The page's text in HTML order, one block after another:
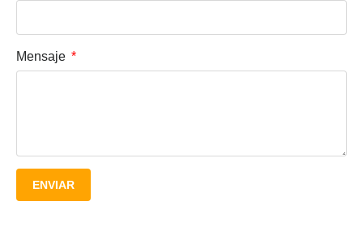
Mensaje
ENVIAR